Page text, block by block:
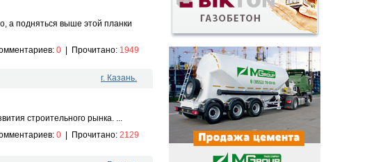
а подняться выше этой планки
0 Прочитано: 1949
г. Казань.
строительного рынка. ...
0 Прочитано: 2129